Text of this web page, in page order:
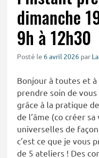
dimanche
9h à 12h30
Posté le 6 avril 2026 par
Bonjour à toutes et
prendre soin de
grâce à la pratique
de l’âme (co créer
universelles de
c’est ce que je vous
de 5 ateliers ! Des